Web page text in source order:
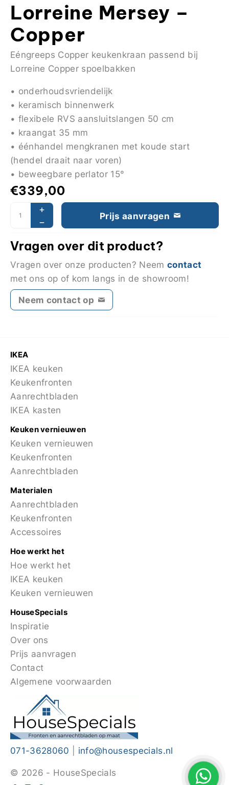
Lorreine Mersey –
Copper
Eéngreeps Copper keukenkraan passend bij
Lorreine Copper spoelbakken
• onderhoudsvriendelijk
• keramisch binnenwerk
• flexibele RVS aansluitslangen 50 cm
• kraangat 35 mm
• éénhandel mengkranen met koude start
(hendel draait naar voren)
• beweegbare perlator 15°
€339,00
Prijs aanvragen
Vragen over dit product?
Vragen over onze producten? Neem contact
met ons op of kom langs in de showroom!
Neem contact op
IKEA
IKEA keuken
Keukenfronten
Aanrechtbladen
IKEA kasten
Keuken vernieuwen
Keuken vernieuwen
Keukenfronten
Aanrechtbladen
Materialen
Aanrechtbladen
Keukenfronten
Accessoires
Hoe werkt het
Hoe werkt het
IKEA keuken
Keuken vernieuwen
HouseSpecials
Inspiratie
Over ons
Prijs aanvragen
Contact
Algemene voorwaarden
071-3628060
info@housespecials.nl
© 2026 - HouseSpecials